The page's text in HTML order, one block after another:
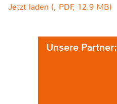
Jetzt laden (, PDF, 12.9 MB)
Unsere Partner: